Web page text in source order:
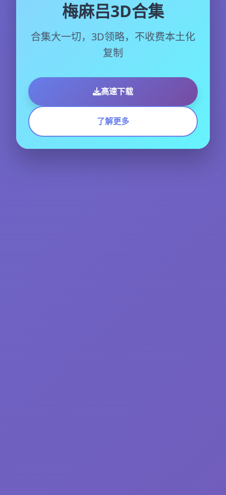
梅麻吕3D合集
合集大一切，3D领略，不收费本土化
复制
高速下载
了解更多